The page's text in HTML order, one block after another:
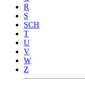
R
S
SCH
T
U
V
W
Z